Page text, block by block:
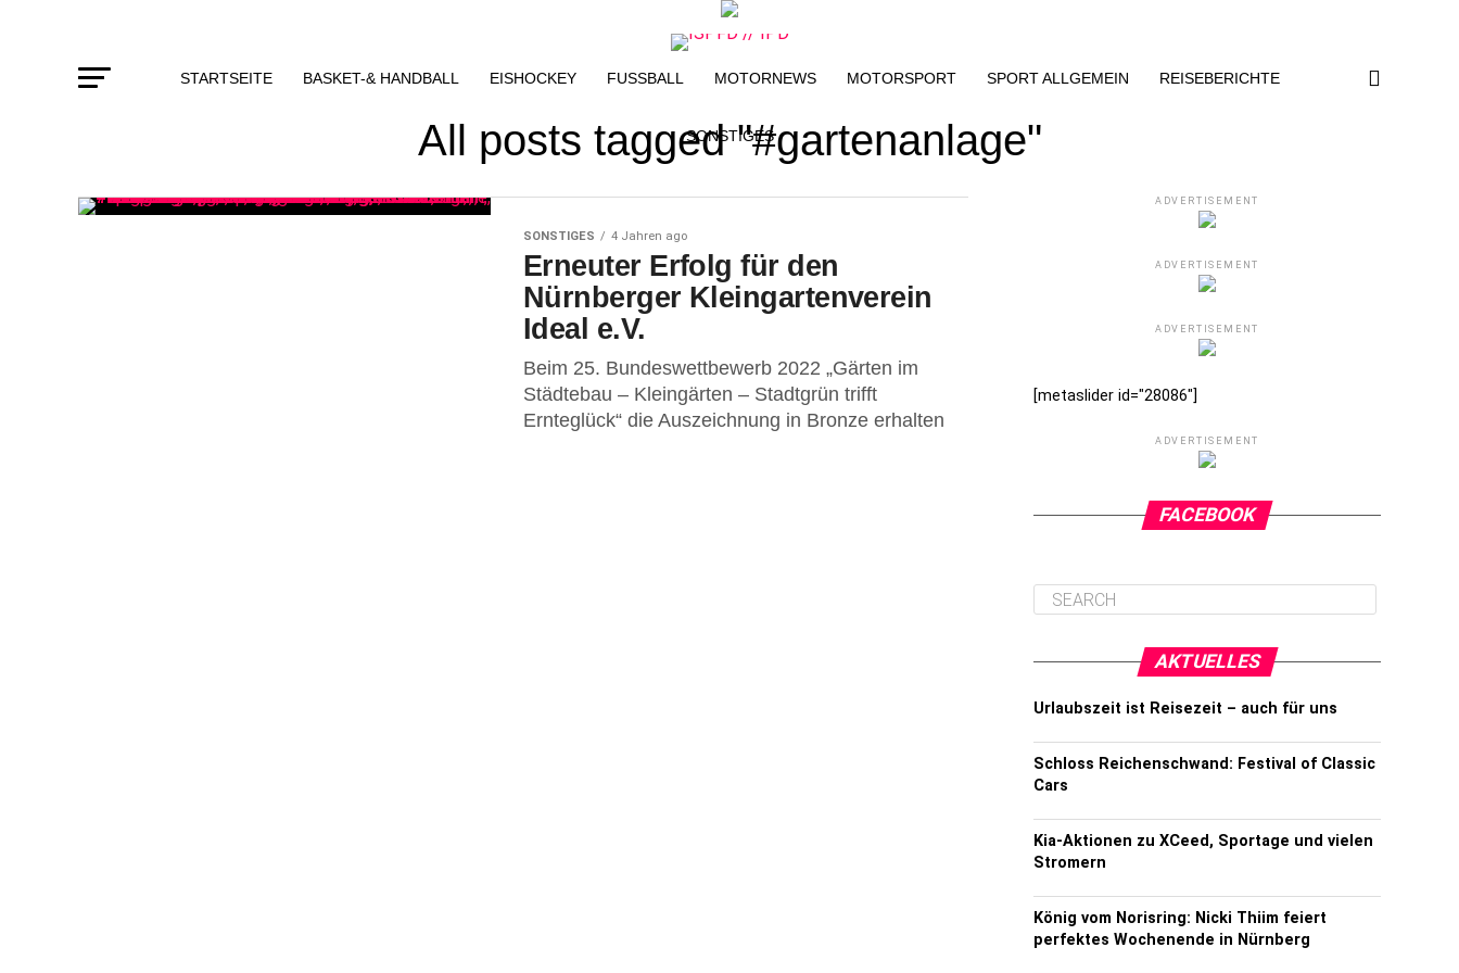
STARTSEITE BASKET-& HANDBALL EISHOCKEY FUSSBALL MOTORNEWS MOTORSPORT SPORT ALLGEMEIN REISEBERICHTE
SONSTIGES
All posts tagged "#gartenanlage"
SONSTIGES 4 Jahren ago
Erneuter Erfolg für den
Nürnberger Kleingartenverein
Ideal e.V.
Beim 25. Bundeswettbewerb 2022 „Gärten im
Städtebau – Kleingärten – Stadtgrün trifft
Ernteglück“ die Auszeichnung in Bronze erhalten
ADVERTISEMENT
ADVERTISEMENT
ADVERTISEMENT
[metaslider id="28086"]
ADVERTISEMENT
FACEBOOK
AKTUELLES
Urlaubszeit ist Reisezeit – auch für uns
Schloss Reichenschwand: Festival of Classic
Cars
Kia-Aktionen zu XCeed, Sportage und vielen
Stromern
König vom Norisring: Nicki Thiim feiert
perfektes Wochenende in Nürnberg